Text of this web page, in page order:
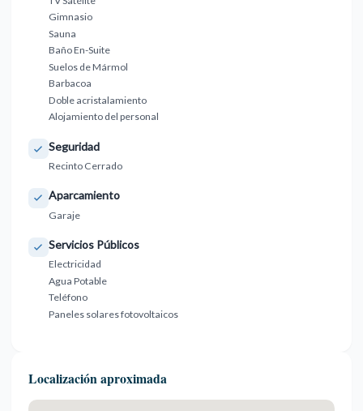
Gimnasio
Sauna
Baño En-Suite
Suelos de Mármol
Barbacoa
Doble acristalamiento
Alojamiento del personal
Seguridad
Recinto Cerrado
Aparcamiento
Garaje
Servicios Públicos
Electricidad
Agua Potable
Teléfono
Paneles solares fotovoltaicos
Localización aproximada